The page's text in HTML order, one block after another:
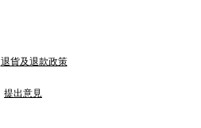
退貨及退款政策
提出意見